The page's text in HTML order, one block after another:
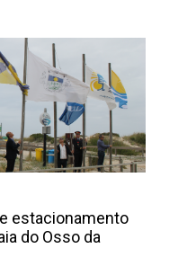
estacionamento
do Osso da